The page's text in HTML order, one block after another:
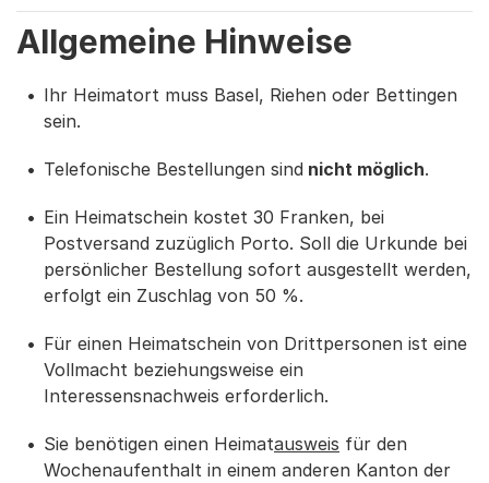
Allgemeine Hinweise
Ihr Heimatort muss Basel, Riehen oder Bettingen
sein.
Telefonische Bestellungen sind nicht möglich.
Ein Heimatschein kostet 30 Franken, bei
Postversand zuzüglich Porto. Soll die Urkunde bei
persönlicher Bestellung sofort ausgestellt werden,
erfolgt ein Zuschlag von 50 %.
Für einen Heimatschein von Drittpersonen ist eine
Vollmacht beziehungsweise ein
Interessensnachweis erforderlich.
Sie benötigen einen Heimatausweis für den
Wochenaufenthalt in einem anderen Kanton der